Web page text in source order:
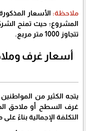
​ملاحظة: الأسعار
المشروع؛ حيث تمنح
تتجاوز 1000 متر مربع.
​أسعار غرف
​يتجه الكثير من
غرف السطح أو ملاحق
التكلفة الإجمالية بناءً